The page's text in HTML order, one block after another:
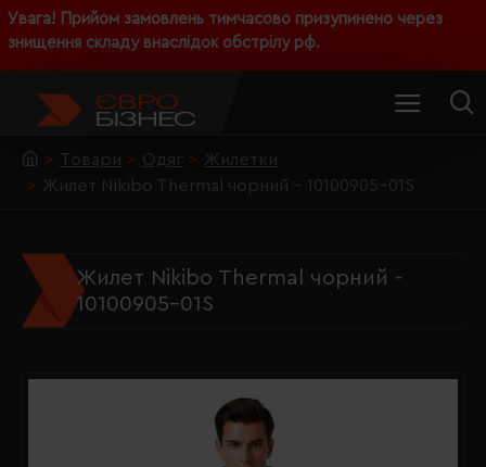
Увага! Прийом замовлень тимчасово призупинено через
знищення складу внаслідок обстрілу рф.
Товари Одяг
Жилетки
Жилет Nikibo Thermal чорний - 10100905-01S
Жилет Nikibo Thermal чорний -
10100905-01S